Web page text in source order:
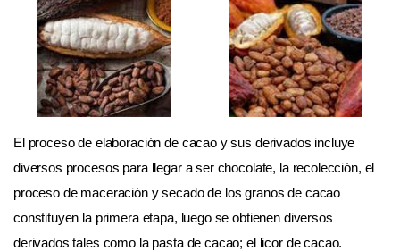
El proceso de elaboración de cacao y sus derivados incluye
diversos procesos para llegar a ser chocolate, la recolección, el
proceso de maceración y secado de los granos de cacao
constituyen la primera etapa, luego se obtienen diversos
derivados tales como la pasta de cacao; el licor de cacao.